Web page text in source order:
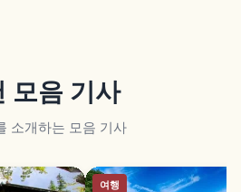
모음 기사
소개하는 모음 기사
여행